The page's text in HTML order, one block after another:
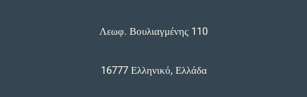
Λεωφ. Βουλιαγμένης 110
16777 Ελληνικό, Ελλάδα